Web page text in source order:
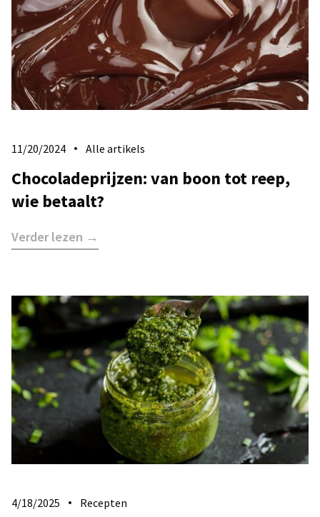
11/20/2024 Alle artikels
Chocoladeprijzen: van boon tot reep,
wie betaalt?
Verder lezen →
4/18/2025 Recepten